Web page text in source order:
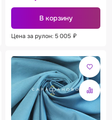
В корзину
Цена за рулон: 5 005 ₽